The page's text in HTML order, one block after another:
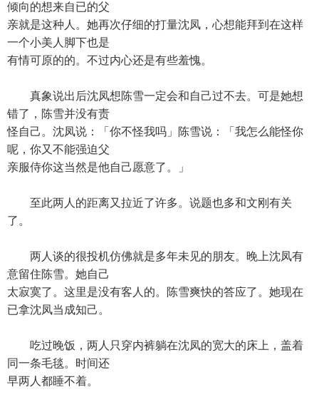
倾向的想来自已的父
亲就是这种人。她再次仔细的打量沈凤，心想能拜到在这样
一个小美人脚下也是
有情可原的的。不过内心还是有些羞愧。
真象说出后沈凤想陈雪一定会和自己过不去。可是她想
错了，陈雪并没有责
怪自己。沈凤说：「你不怪我吗」陈雪说：「我怎么能怪你
呢，你又不能强迫父
亲服侍你这当然是他自己愿意了。」
至此两人的距离又拉近了许多。说题也多和文刚有关
了。
两人谈的很投机仿佛就是多年未见的朋友。晚上沈凤有
意留住陈雪。她自己
太寂寞了。这里是没有客人的。陈雪爽快的答应了。她现在
已拿沈凤当成知己。
吃过晚饭，两人只穿内裤躺在沈凤的宽大的床上，盖着
同一条毛毯。时间还
早两人都睡不着。